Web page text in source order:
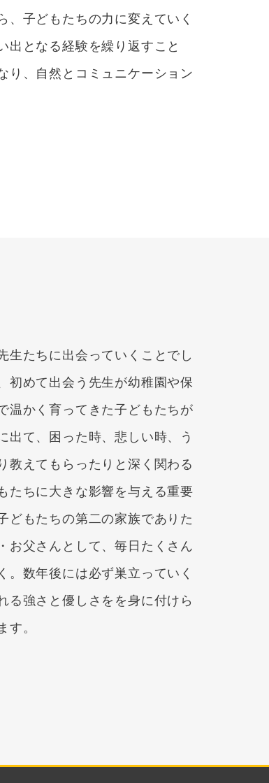
、子どもたちの力に変えていく
出となる経験を繰り返すこと
り、自然とコミュニケーション
生たちに出会っていくことでし
初めて出会う先生が幼稚園や保
温かく育ってきた子どもたちが
出て、困った時、悲しい時、う
教えてもらったりと深く関わる
たちに大きな影響を与える重要
どもたちの第二の家族でありた
お父さんとして、毎日たくさん
。数年後には必ず巣立っていく
る強さと優しさをを身に付けら
す。